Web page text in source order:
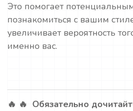
Это помогает
познакомиться с вашим
увеличивает вероятность
именно вас.
🔥 🔥 Обязательно